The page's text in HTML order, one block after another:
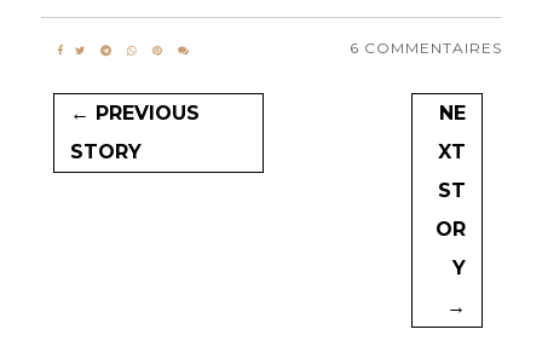
6 COMMENTAIRES
← PREVIOUS
STORY
NE
XT
ST
OR
Y
→